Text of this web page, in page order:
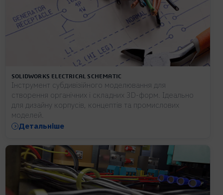
SOLIDWORKS ELECTRICAL SCHEMATIC
Інструмент субдивізійного моделювання для
створення органічних і складних 3D-форм. Ідеально
для дизайну корпусів, концептів та промислових
моделей.
Детальніше